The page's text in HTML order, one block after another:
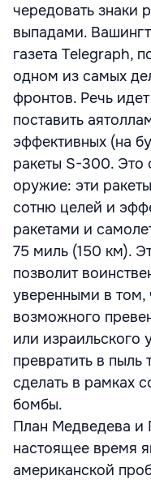
чередовать
выпадами.
газета Telegraph,
одном из самых
фронтов. Речь
поставить
эффективных (на
ракеты S-300. Это
оружие: эти
сотню целей и
ракетами и
75 миль (150 км).
позволит
уверенными в том,
возможного
или израильского
превратить в пыль
сделать в рамках
бомбы.
План Медведева и
настоящее время
американской